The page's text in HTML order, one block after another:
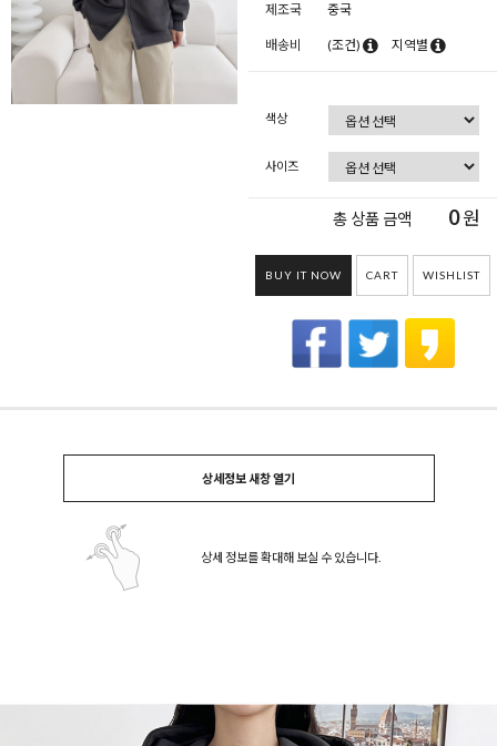
제조국 중국
배송비 (조건) 지역별
색상
사이즈
총 상품 금액 0원
BUY IT NOW CART WISHLIST
상세정보 새창 열기
상세 정보를 확대해 보실 수 있습니다.